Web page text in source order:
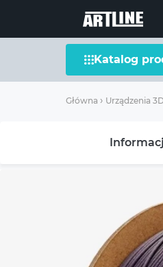
Katalog
Główna Urządzenia